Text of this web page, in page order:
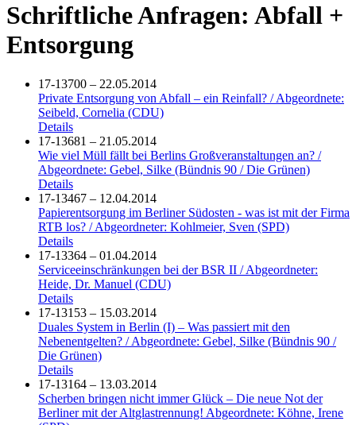
Schriftliche Anfragen: Abfall +
Entsorgung
17-13700 – 22.05.2014
Private Entsorgung von Abfall – ein Reinfall? / Abgeordnete:
Seibeld, Cornelia (CDU)
Details
17-13681 – 21.05.2014
Wie viel Müll fällt bei Berlins Großveranstaltungen an? /
Abgeordnete: Gebel, Silke (Bündnis 90 / Die Grünen)
Details
17-13467 – 12.04.2014
Papierentsorgung im Berliner Südosten - was ist mit der Firma
RTB los? / Abgeordneter: Kohlmeier, Sven (SPD)
Details
17-13364 – 01.04.2014
Serviceeinschränkungen bei der BSR II / Abgeordneter:
Heide, Dr. Manuel (CDU)
Details
17-13153 – 15.03.2014
Duales System in Berlin (I) – Was passiert mit den
Nebenentgelten? / Abgeordnete: Gebel, Silke (Bündnis 90 /
Die Grünen)
Details
17-13164 – 13.03.2014
Scherben bringen nicht immer Glück – Die neue Not der
Berliner mit der Altglastrennung! Abgeordnete: Köhne, Irene